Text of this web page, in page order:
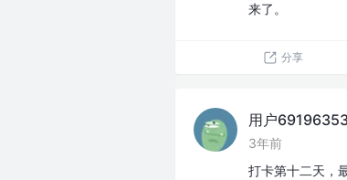
来了。
分享
用户
3年前
打卡第十二天，